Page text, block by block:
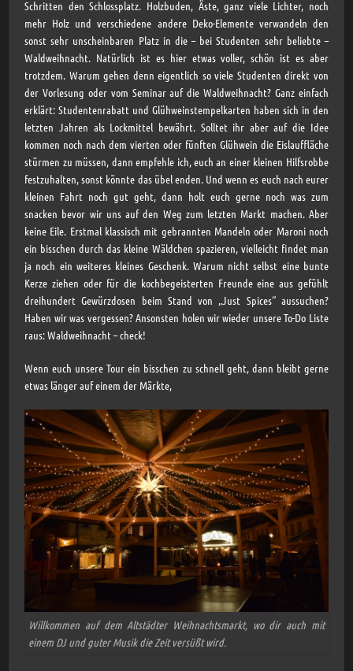
Schritten den Schlossplatz. Holzbuden, Äste, ganz viele Lichter, noch
mehr Holz und verschiedene andere Deko-Elemente verwandeln den
sonst sehr unscheinbaren Platz in die – bei Studenten sehr beliebte –
Waldweihnacht. Natürlich ist es hier etwas voller, schön ist es aber
trotzdem. Warum gehen denn eigentlich so viele Studenten direkt von
der Vorlesung oder vom Seminar auf die Waldweihnacht? Ganz einfach
erklärt: Studentenrabatt und Glühweinstempelkarten haben sich in den
letzten Jahren als Lockmittel bewährt. Solltet ihr aber auf die Idee
kommen noch nach dem vierten oder fünften Glühwein die Eislauffläche
stürmen zu müssen, dann empfehle ich, euch an einer kleinen Hilfsrobbe
festzuhalten, sonst könnte das übel enden. Und wenn es euch nach eurer
kleinen Fahrt noch gut geht, dann holt euch gerne noch was zum
snacken bevor wir uns auf den Weg zum letzten Markt machen. Aber
keine Eile. Erstmal klassisch mit gebrannten Mandeln oder Maroni noch
ein bisschen durch das kleine Wäldchen spazieren, vielleicht findet man
ja noch ein weiteres kleines Geschenk. Warum nicht selbst eine bunte
Kerze ziehen oder für die kochbegeisterten Freunde eine aus gefühlt
dreihundert Gewürzdosen beim Stand von „Just Spices“ aussuchen?
Haben wir was vergessen? Ansonsten holen wir wieder unsere To-Do Liste
raus: Waldweihnacht – check!
Wenn euch unsere Tour ein bisschen zu schnell geht, dann bleibt gerne
etwas länger auf einem der Märkte,
Willkommen auf dem Altstädter Weihnachtsmarkt, wo dir auch mit
einem DJ und guter Musik die Zeit versüßt wird.